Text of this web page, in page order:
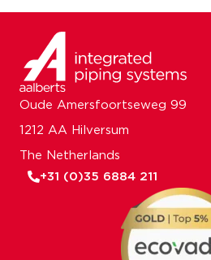
Oude Amersfoortseweg 99
1212 AA Hilversum
The Netherlands
+31 (0)35 6884 211